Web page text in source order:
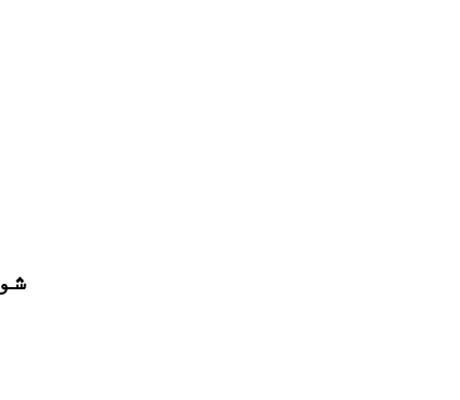
ROYPOW د PGA شو 2025 کې د ګالف کارټ بشپړ بریښنا حل نندارې ته وړاندې کوي